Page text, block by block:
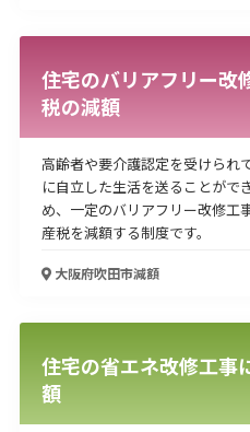
住宅のバリアフリー改
税の減額
高齢者や要介護認定を受けられ
に自立した生活を送ることがで
め、一定のバリアフリー改修工
産税を減額する制度です。
大阪府吹田市減額
住宅の省エネ改修工事
額